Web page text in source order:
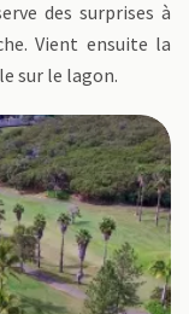
des surprises à
Vient ensuite la
sur le lagon.